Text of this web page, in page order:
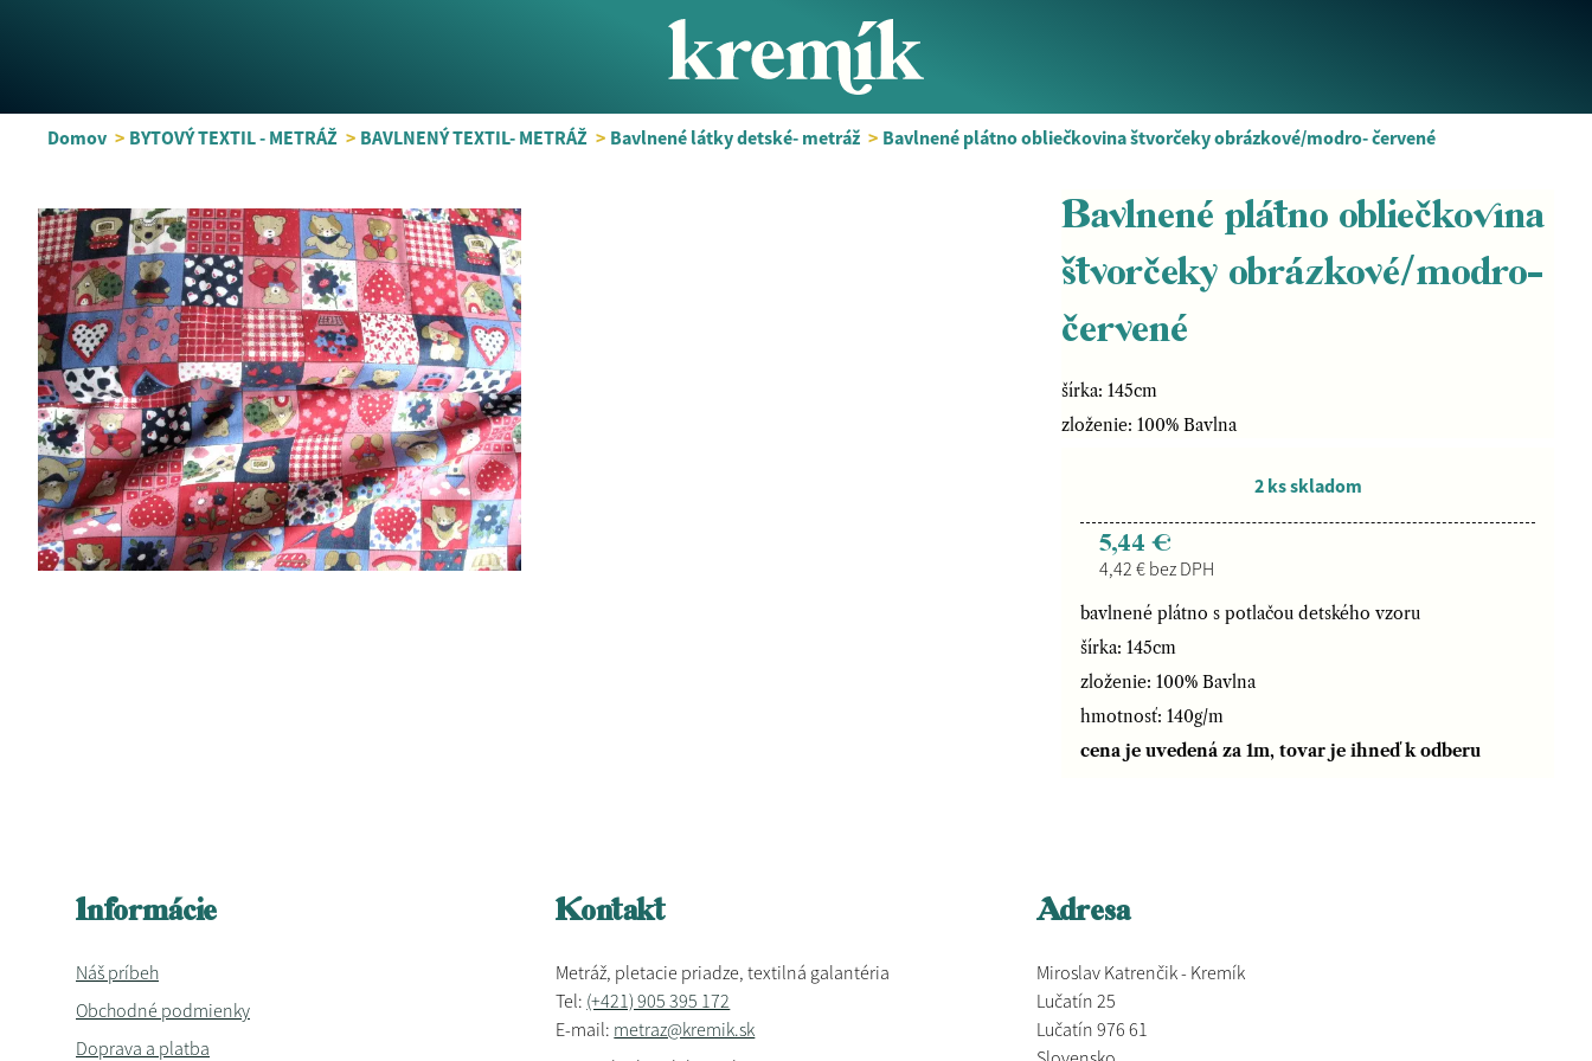
Domov > BYTOVÝ TEXTIL - METRÁŽ > BAVLNENÝ TEXTIL- METRÁŽ > Bavlnené látky detské- metráž > Bavlnené plátno obliečkovina štvorčeky obrázkové/modro- červené
Bavlnené plátno obliečkovina
štvorčeky obrázkové/modro-
červené
šírka: 145cm
zloženie: 100% Bavlna
2 ks skladom
5,44 €
4,42 € bez DPH
bavlnené plátno s potlačou detského vzoru
šírka: 145cm
zloženie: 100% Bavlna
hmotnosť: 140g/m
cena je uvedená za 1m, tovar je ihneď k odberu
Informácie
Náš príbeh
Obchodné podmienky
Doprava a platba
Kontakt
Metráž, pletacie priadze, textilná galantéria
Tel: (+421) 905 395 172
E-mail: metraz@kremik.sk
Adresa
Miroslav Katrenčik - Kremík
Lučatín 25
Lučatín 976 61